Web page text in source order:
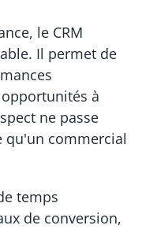
le CRM
Il permet de
à
ne passe
qu'un commercial
temps
de conversion,